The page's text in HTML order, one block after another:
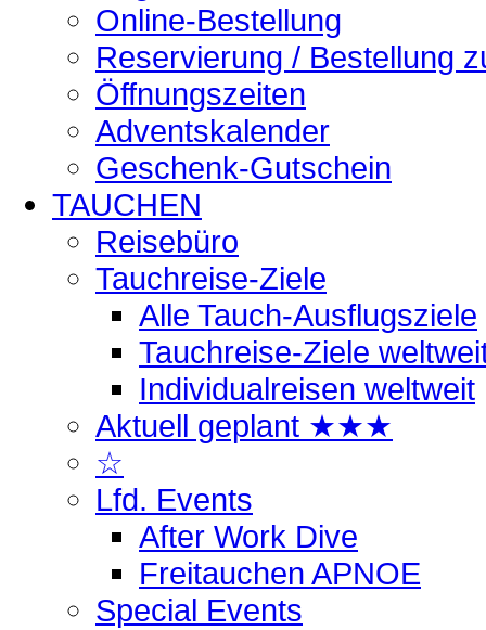
Online-Bestellung
Reservierung / Bestellung
Öffnungszeiten
Adventskalender
Geschenk-Gutschein
TAUCHEN
Reisebüro
Tauchreise-Ziele
Alle Tauch-Ausflugsziele
Tauchreise-Ziele
Individualreisen weltweit
Aktuell geplant ★★★
☆
Lfd. Events
After Work Dive
Freitauchen APNOE
Special Events